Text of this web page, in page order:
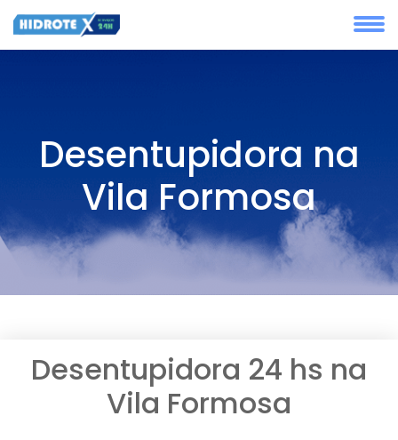
Desentupidora na
Vila Formosa
Desentupidora 24 hs na
Vila Formosa